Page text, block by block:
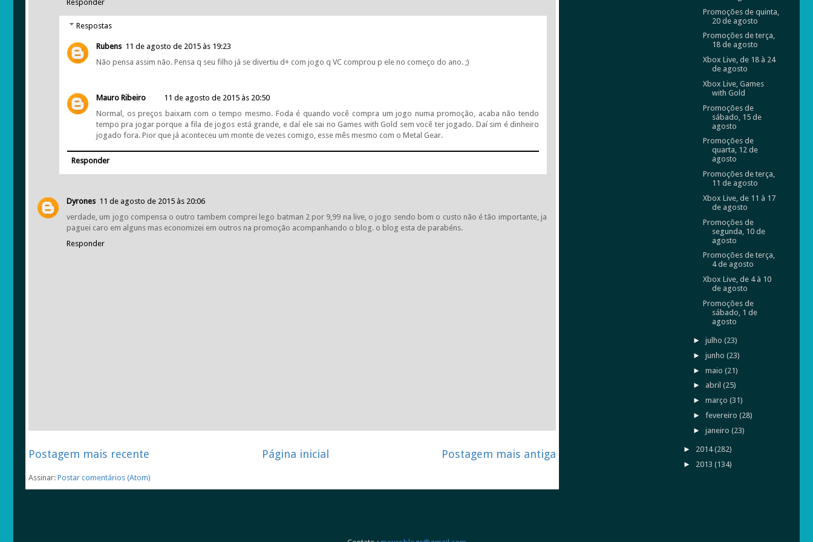
Responder
Respostas
Rubens 11 de agosto de 2015 às 19:23
Não pensa assim não. Pensa q seu filho já se divertiu d+ com jogo q VC comprou p ele no começo do ano. ;)
Mauro Ribeiro
11 de agosto de 2015 às 20:50
Normal, os preços baixam com o tempo mesmo. Foda é quando você compra um jogo numa promoção, acaba não tendo
tempo pra jogar porque a fila de jogos está grande, e daí ele sai no Games with Gold sem você ter jogado. Daí sim é dinheiro
jogado fora. Pior que já aconteceu um monte de vezes comigo, esse mês mesmo com o Metal Gear.
Responder
Dyrones 11 de agosto de 2015 às 20:06
verdade, um jogo compensa o outro tambem comprei lego batman 2 por 9,99 na live, o jogo sendo bom o custo não é tão importante, ja
paguei caro em alguns mas economizei em outros na promoção acompanhando o blog. o blog esta de parabéns.
Responder
Postagem mais recente Postagem mais antiga
Página inicial
Assinar: Postar comentários (Atom)
Promoções de quinta,
20 de agosto
Promoções de terça,
18 de agosto
Xbox Live, de 18 à 24
de agosto
Xbox Live, Games
with Gold
Promoções de
sábado, 15 de
agosto
Promoções de
quarta, 12 de
agosto
Promoções de terça,
11 de agosto
Xbox Live, de 11 à 17
de agosto
Promoções de
segunda, 10 de
agosto
Promoções de terça,
4 de agosto
Xbox Live, de 4 à 10
de agosto
Promoções de
sábado, 1 de
agosto
► julho (23)
► junho (23)
► maio (21)
► abril (25)
► março (31)
► fevereiro (28)
► janeiro (23)
► 2014(282)
► 2013(134)